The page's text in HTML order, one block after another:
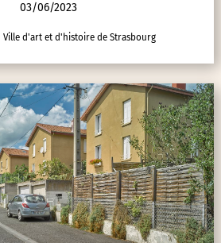
03/06/2023
Ville d'art et d'histoire de Strasbourg